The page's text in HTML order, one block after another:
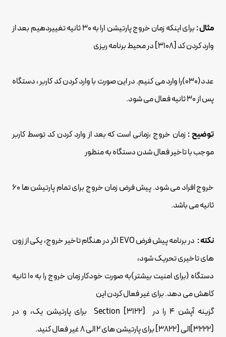
مثال :
برای اینکه زمان خروج پارتیشن 1را به 30 ثانیه تغییردهیم بعد از
وارد کردن کد [3108] در محیط برنامه ریزی
عدد(030)را وارد می کنیم. در این صورت با وارد کردن کد کاربر ، دستگاه
پس از 30 ثانیه فعال می شود.
توضیح : زمان خروج ،زمانی است که بعد از وارد کردن کد توسط کاربر
موجب با تاخیر فعال شدن دستگاه به منظور
خروج افراد می شود. پیش فرض زمان خروج برای تمام پارتیشن ها 60
ثانیه می باشد.
نکته :
در برنامه پیش فرض EVO اگر در هنگام تاخیر خروج، یکی از زون
های تاخیری تحریک شود،
دستگاه (برای امنیت بیشتر)به صورت خودکار زمان خروج را به 10 ثانیه
کاهش می دهد. برای غیر فعال کردن این
گزینه آپشن 4 را در [3122] Section برای پارتیشن یک، و در
[3222]الی [3822] برای پارتیشن های 2 الی 8 غیر فعال کنید.